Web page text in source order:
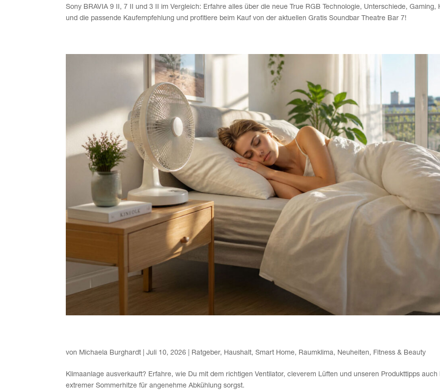
Sony BRAVIA 9 II, 7 II und 3 II im Ver­gleich: Erfah­re alles über die neue True RGB Tech­no­lo­gie, Unter­schie­de, Gam­ing,
und die pas­sen­de Kauf­emp­feh­lung und pro­fi­tie­re beim Kauf von der aktu­el­len Gra­tis Sound­bar Theat­re Bar 7!
von Michaela Burghardt |Juli 10, 2026 Ratgeber, Haushalt,Smart Home, Raumklima, Neuheiten, Fitness & Beauty
Kli­ma­an­la­ge aus­ver­kauft? Erfah­re, wie Du mit dem rich­ti­gen Ven­ti­la­tor, cle­ve­rem Lüf­ten und unse­ren Pro­dukt­tipps auch
extre­mer Som­mer­hit­ze für ange­neh­me Abküh­lung sorgst.